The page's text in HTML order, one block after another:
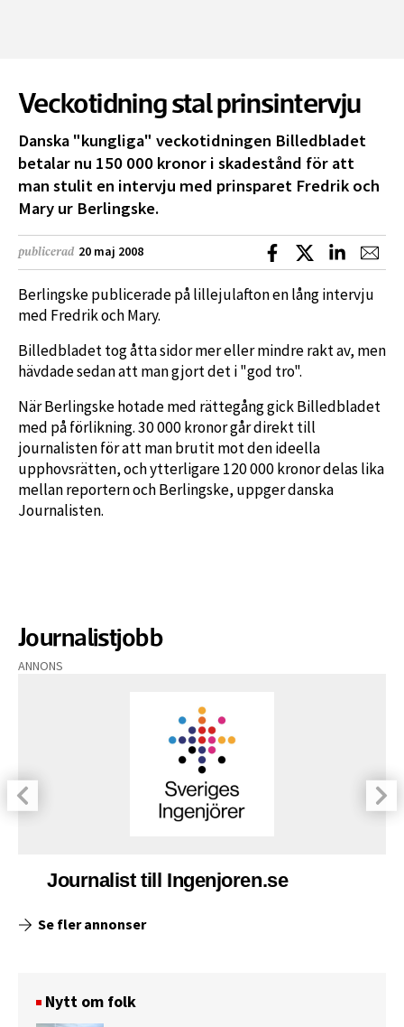
Veckotidning stal prinsintervju
Danska "kungliga" veckotidningen Billedbladet
betalar nu 150 000 kronor i skadestånd för att
man stulit en intervju med prinsparet Fredrik och
Mary ur Berlingske.
publicerad 20 maj 2008 Dela på Facebook
Dela på XDela på
Berlingske publicerade på lillejulafton en lång intervju
med Fredrik och Mary.
Billedbladet tog åtta sidor mer eller mindre rakt av, men
hävdade sedan att man gjort det i "god tro".
När Berlingske hotade med rättegång gick Billedbladet
med på förlikning. 30 000 kronor går direkt till
journalisten för att man brutit mot den ideella
upphovsrätten, och ytterligare 120 000 kronor delas lika
mellan reportern och Berlingske, uppger danska
Journalisten.
Journalistjobb
ANNONS
Journalist till Ingenjoren.se
Se fler annonser
Nytt om folk